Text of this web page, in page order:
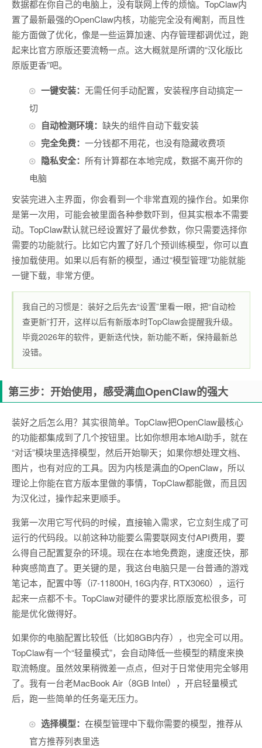
数据都在你自己的电脑上，没有联网上传的烦恼。TopClaw内
置了最新最强的OpenClaw内核，功能完全没有阉割，而且性
能方面做了优化，像是一些运算加速、内存管理都调优过，跑
起来比官方原版还要流畅一点。这大概就是所谓的“汉化版比
原版更香”吧。
一键安装： 无需任何手动配置，安装程序自动搞定一
切
自动检测环境： 缺失的组件自动下载安装
完全免费： 一分钱都不用花，也没有隐藏收费项
隐私安全： 所有计算都在本地完成，数据不离开你的
电脑
安装完进入主界面，你会看到一个非常直观的操作台。如果你
是第一次用，可能会被里面各种参数吓到，但其实根本不需要
动。TopClaw默认就已经设置好了最优参数，你只需要选择你
需要的功能就行。比如它内置了好几个预训练模型，你可以直
接加载使用。如果以后有新的模型，通过“模型管理”功能就能
一键下载，非常方便。
我自己的习惯是：装好之后先去“设置”里看一眼，把“自动检
查更新”打开，这样以后有新版本时TopClaw会提醒我升级。
毕竟2026年的软件，更新迭代快，新功能不断，保持最新总
没错。
第三步：开始使用，感受满血OpenClaw的强大
装好之后怎么用？其实很简单。TopClaw把OpenClaw最核心
的功能都集成到了几个按钮里。比如你想用本地AI助手，就在
“对话”模块里选择模型，然后开始聊天；如果你想处理文档、
图片，也有对应的工具。因为内核是满血的OpenClaw，所以
理论上你能在官方版本里做的事情，TopClaw都能做，而且因
为汉化过，操作起来更顺手。
我第一次用它写代码的时候，直接输入需求，它立刻生成了可
运行的代码段。以前这种功能要么需要联网支付API费用，要
么得自己配置复杂的环境。现在在本地免费跑，速度还快，那
种爽感简直了。更关键的是，我这台电脑只是一台普通的游戏
笔记本，配置中等（i7-11800H, 16G内存, RTX3060），运行
起来一点都不卡。TopClaw对硬件的要求比原版宽松很多，可
能是优化做得好。
如果你的电脑配置比较低（比如8GB内存），也完全可以用。
TopClaw有一个“轻量模式”，会自动降低一些模型的精度来换
取流畅度。虽然效果稍微差一点点，但对于日常使用完全够用
了。我有一台老MacBook Air（8GB Intel），开启轻量模式
后，跑一些简单的任务毫无压力。
选择模型： 在模型管理中下载你需要的模型，推荐从
官方推荐列表里选